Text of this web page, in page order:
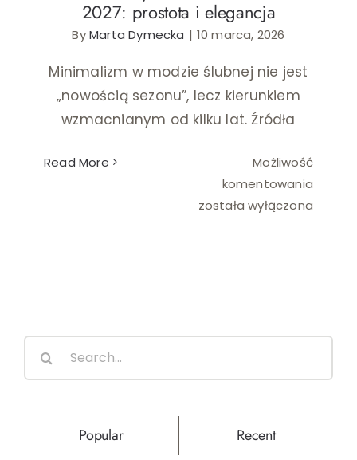
Ślub i wesele
Wystrój wnętrz
2027: prostota i elegancja
ByMarta Dymecka | 10 marca, 2026
Minimalizm w modzie ślubnej nie jest
„nowością sezonu”, lecz kierunkiem
wzmacnianym od kilku lat. Źródła
Read More
Możliwość
komentowania
została wyłączona
Popular Recent